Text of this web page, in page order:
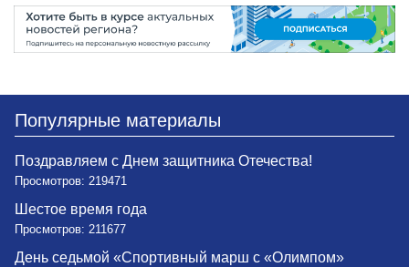
Популярные материалы
Поздравляем с Днем защитника Отечества!
Просмотров: 219471
Шестое время года
Просмотров: 211677
День седьмой «Спортивный марш с «Олимпом»